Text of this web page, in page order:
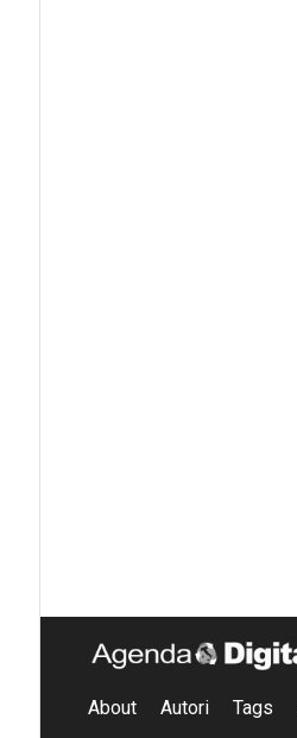
About Autori Tags